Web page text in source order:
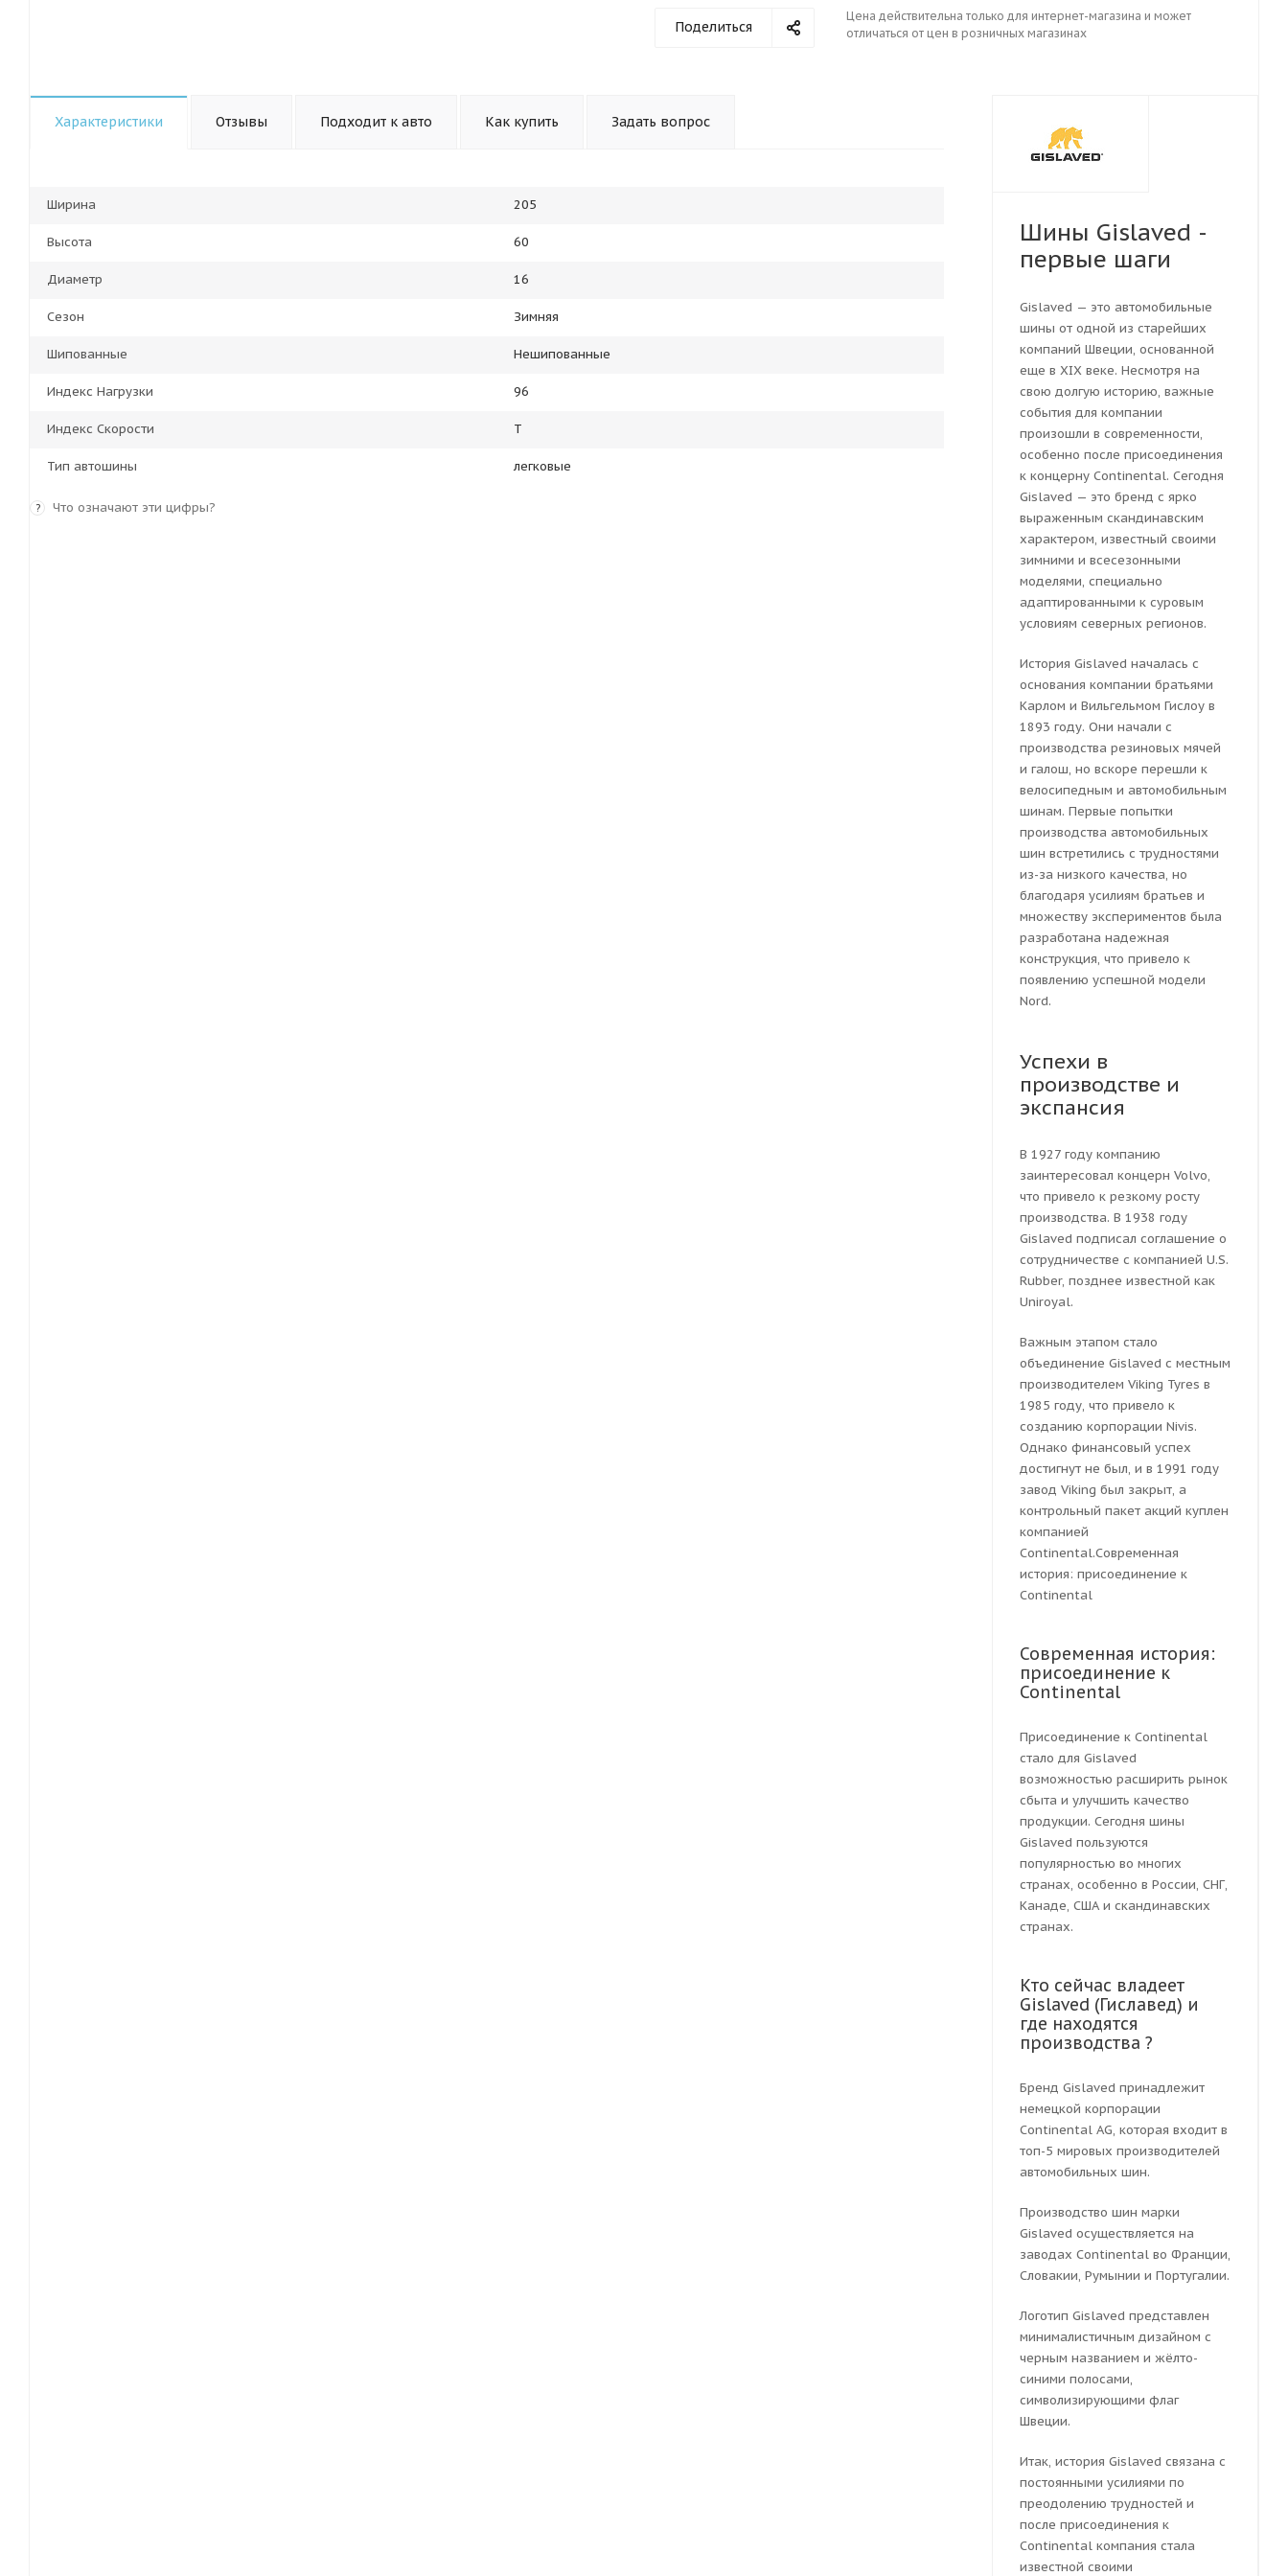
Поделиться
Цена действительна только для интернет-магазина и может
отличаться от цен в розничных магазинах
Характеристики Отзывы Подходит к авто Как купить Задать вопрос
Ширина 205
Высота 60
Диаметр 16
Сезон Зимняя
Шипованные Нешипованные
Индекс Нагрузки 96
Индекс Скорости T
Тип автошины легковые
? Что означают эти цифры?
Шины Gislaved -
первые шаги
Gislaved — это автомобильные
шины от одной из старейших
компаний Швеции, основанной
еще в XIX веке. Несмотря на
свою долгую историю, важные
события для компании
произошли в современности,
особенно после присоединения
к концерну Continental. Сегодня
Gislaved — это бренд с ярко
выраженным скандинавским
характером, известный своими
зимними и всесезонными
моделями, специально
адаптированными к суровым
условиям северных регионов.
История Gislaved началась с
основания компании братьями
Карлом и Вильгельмом Гислоу в
1893 году. Они начали с
производства резиновых мячей
и галош, но вскоре перешли к
велосипедным и автомобильным
шинам. Первые попытки
производства автомобильных
шин встретились с трудностями
из-за низкого качества, но
благодаря усилиям братьев и
множеству экспериментов была
разработана надежная
конструкция, что привело к
появлению успешной модели
Nord.
Успехи в
производстве и
экспансия
В 1927 году компанию
заинтересовал концерн Volvo,
что привело к резкому росту
производства. В 1938 году
Gislaved подписал соглашение о
сотрудничестве с компанией U.S.
Rubber, позднее известной как
Uniroyal.
Важным этапом стало
объединение Gislaved с местным
производителем Viking Tyres в
1985 году, что привело к
созданию корпорации Nivis.
Однако финансовый успех
достигнут не был, и в 1991 году
завод Viking был закрыт, а
контрольный пакет акций куплен
компанией
Continental.Современная
история: присоединение к
Continental
Современная история:
присоединение к
Continental
Присоединение к Continental
стало для Gislaved
возможностью расширить рынок
сбыта и улучшить качество
продукции. Сегодня шины
Gislaved пользуются
популярностью во многих
странах, особенно в России, СНГ,
Канаде, США и скандинавских
странах.
Кто сейчас владеет
Gislaved (Гиславед) и
где находятся
производства ?
Бренд Gislaved принадлежит
немецкой корпорации
Continental AG, которая входит в
топ-5 мировых производителей
автомобильных шин.
Производство шин марки
Gislaved осуществляется на
заводах Continental во Франции,
Словакии, Румынии и Португалии.
Логотип Gislaved представлен
минималистичным дизайном с
черным названием и жёлто-
синими полосами,
символизирующими флаг
Швеции.
Итак, история Gislaved связана с
постоянными усилиями по
преодолению трудностей и
после присоединения к
Continental компания стала
известной своими